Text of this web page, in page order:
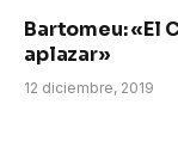
Bartomeu: «El
aplazar»
12 diciembre, 2019